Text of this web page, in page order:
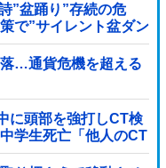
”盆踊り”存続の危
”サイレント盆ダン
落…通貨危機を超える
に頭部を強打しCT検
学生死亡「他人のCT